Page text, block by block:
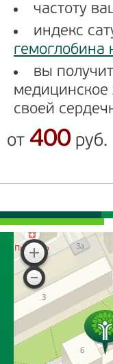
частоту
индекс
гемоглобина
вы
медицинское
своей
от 400 руб.